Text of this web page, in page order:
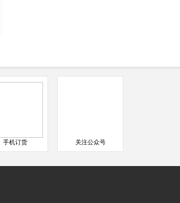
手机订货
关注公众号